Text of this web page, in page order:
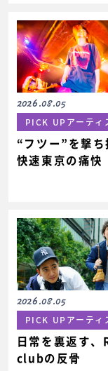
2026.08.05
PICK UPアーティ
“フツー”を撃ち
快速東京の痛快
2026.08.05
PICK UPアーティ
日常を裏返す、
clubの反骨